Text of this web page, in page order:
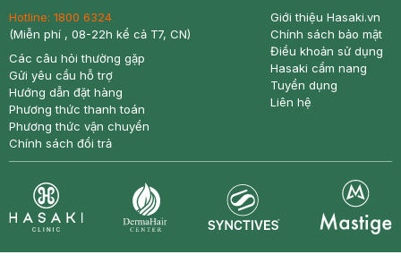
Hotline: 1800 6324
(Miễn phí , 08-22h kể cả T7, CN)
Các câu hỏi thường gặp
Gửi yêu cầu hỗ trợ
Hướng dẫn đặt hàng
Phương thức thanh toán
Phương thức vận chuyển
Chính sách đổi trả
Giới thiệu Hasaki.vn
Chính sách bảo mật
Điều khoản sử dụng
Hasaki cẩm nang
Tuyển dụng
Liên hệ